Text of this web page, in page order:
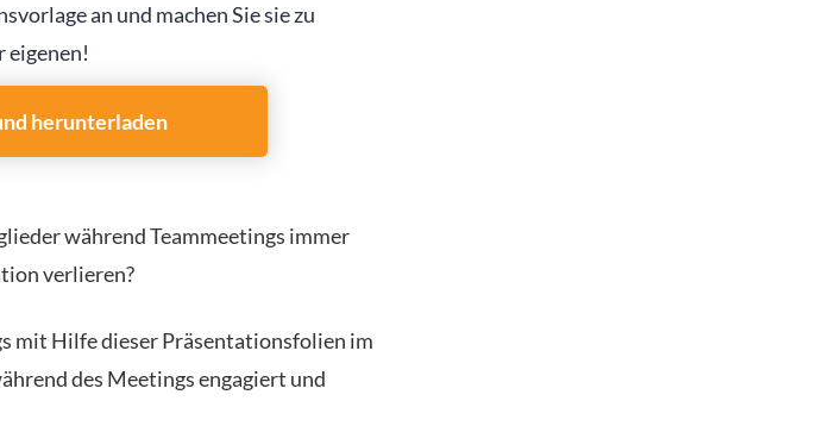
an und machen Sie sie zu
eigenen!
herunterladen
während Teammeetings immer
verlieren?
mit Hilfe dieser Präsentationsfolien im
des Meetings engagiert und